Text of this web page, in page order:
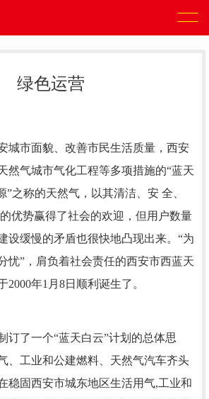
绿色运营
城市面貌、改善市民生活质量，西安
然气城市气化工程等多项措施的“蓝天
”之称的天然气，以其清洁、安 全、
优势赢得了社会的欢迎，但用户数量
设缓慢的矛盾也很快地凸现出来。“为
忧”，肩负着社会责任的西安市西蓝天
2000年1月8日顺利诞生了。
订了一个“蓝天白云”计划的总体思
、工业和公建燃料、天然气汽车齐头
稳固西安市城东地区生活用气,工业和